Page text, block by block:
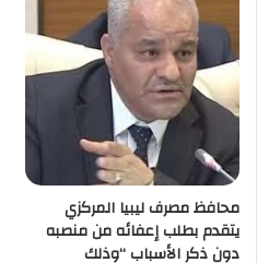
محافظ مصرف ليبيا المركزي
يتقدم بطلب إعفائه من منصبه
دون ذكر الأسباب “وذلك